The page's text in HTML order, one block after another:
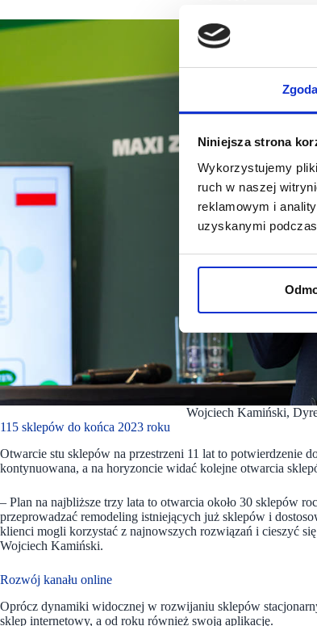
Niniejsza strona
Wykorzystujemy
ruch w naszej
reklamowym i
uzyskanymi
Wojciech Kamiński,
115 sklepów do końca 2023 roku
Otwarcie stu sklepów na przestrzeni 11 lat to potwierdzenie
kontynuowana, a na horyzoncie widać kolejne otwarcia
– Plan na najbliższe trzy lata to otwarcia około 30 sklepów
przeprowadzać remodeling istniejących już sklepów i
klienci mogli korzystać z najnowszych rozwiązań i cieszyć
Wojciech Kamiński.
Rozwój kanału online
Oprócz dynamiki widocznej w rozwijaniu sklepów
sklep internetowy, a od roku również swoją aplikację.